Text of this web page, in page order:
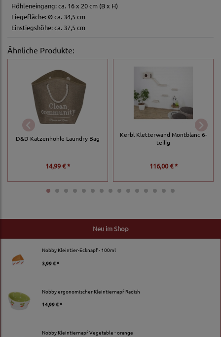
Neu im Shop
Nobby Kleintier-Ecknapf - 100ml
3,99 € *
Nobby ergonomischer Kleintiernapf Radish
14,99 € *
Nobby Kleintiernapf Vegetable - orange
Höhleneingang: ca. 16 x 20 cm (B x H)
Liegefläche: Ø ca. 34,5 cm
Einstiegshöhe: ca. 37,5 cm
Ähnliche Produkte:
D&D Katzenhöhle Laundry Bag
14,99 € *
Kerbl Kletterwand Montblanc 6-
teilig
116,00 € *